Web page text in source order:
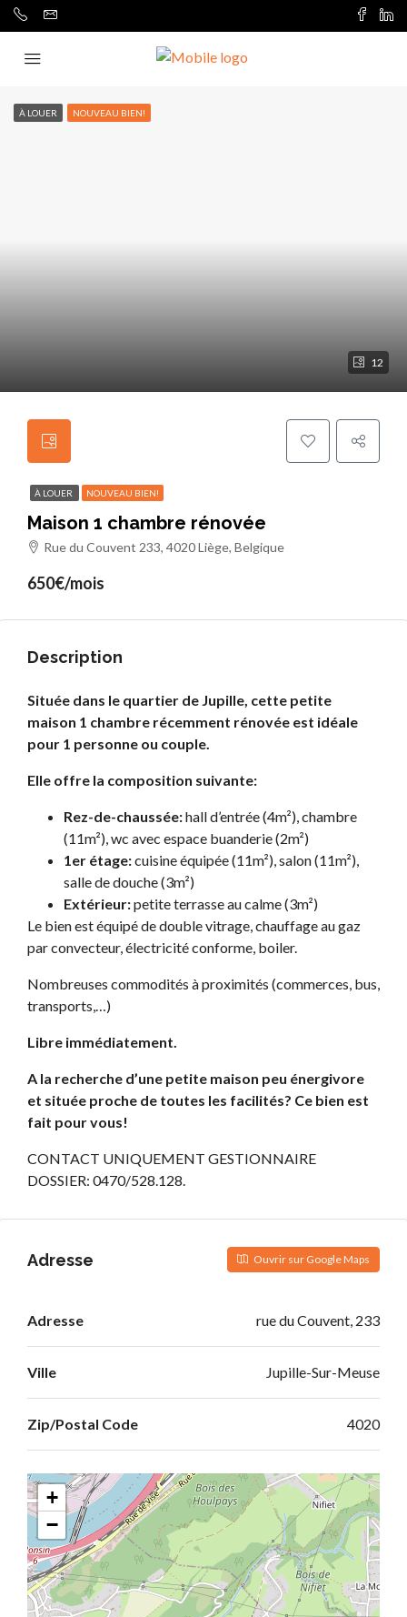
12
À LOUER NOUVEAU BIEN!
À LOUER NOUVEAU BIEN!
Maison 1 chambre rénovée
Rue du Couvent 233, 4020 Liège, Belgique
650€/mois
Description
Située dans le quartier de Jupille, cette petite
maison 1 chambre récemment rénovée est idéale
pour 1 personne ou couple.
Elle offre la composition suivante:
Rez-de-chaussée:hall d’entrée (4m²), chambre
(11m²), wc avec espace buanderie (2m²)
1er étage:cuisine équipée (11m²), salon (11m²),
salle de douche (3m²)
Extérieur:petite terrasse au calme (3m²)
Le bien est équipé de double vitrage, chauffage au gaz
par convecteur, électricité conforme, boiler.
Nombreuses commodités à proximités (commerces, bus,
transports,…)
Libre immédiatement.
A la recherche d’une petite maison peu énergivore
et située proche de toutes les facilités? Ce bien est
fait pour vous!
CONTACT UNIQUEMENT GESTIONNAIRE
DOSSIER: 0470/528.128.
Adresse Ouvrir sur Google Maps
Adresse rue du Couvent, 233
Ville Jupille-Sur-Meuse
Zip/Postal Code 4020
+
−